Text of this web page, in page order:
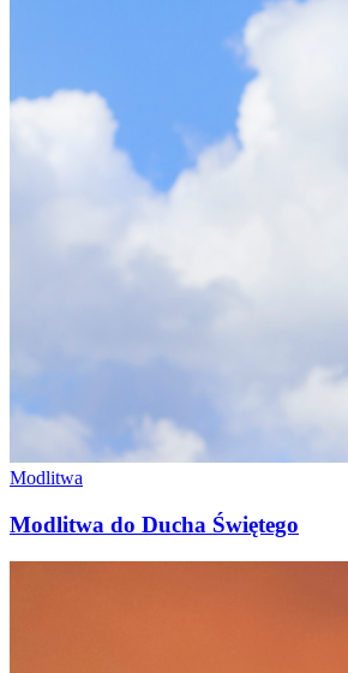
Modlitwa
Modlitwa do Ducha Świętego